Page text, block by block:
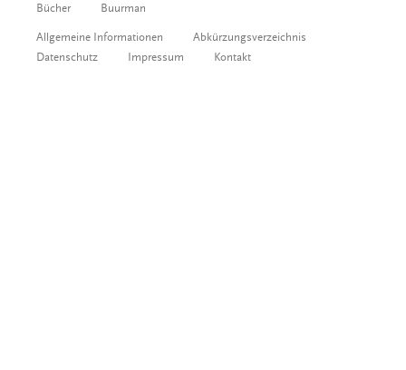
Bücher Buurman
Allgemeine Informationen
Abkürzungsverzeichnis
Datenschutz
Impressum Kontakt